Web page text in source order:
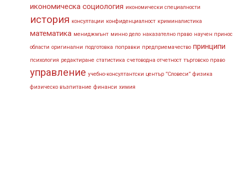
икономическа социология икономически специалности
история консултации конфиденциалност криминалистика
математика мениджмънт минно дело наказателно право научен принос
области оригинални подготовка поправки предприемачество принципи
психология редактиране статистика счетоводна отчетност търговско право
управление учебно-консултантски център ”Словеси” физика
физическо възпитание финанси химия